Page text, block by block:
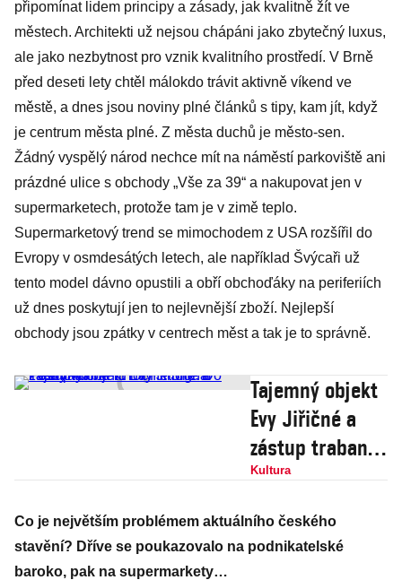
připomínat lidem principy a zásady, jak kvalitně žít ve
městech. Architekti už nejsou chápáni jako zbytečný luxus,
ale jako nezbytnost pro vznik kvalitního prostředí. V Brně
před deseti lety chtěl málokdo trávit aktivně víkend ve
městě, a dnes jsou noviny plné článků s tipy, kam jít, když
je centrum města plné. Z města duchů je město-sen.
Žádný vyspělý národ nechce mít na náměstí parkoviště ani
prázdné ulice s obchody „Vše za 39“ a nakupovat jen v
supermarketech, protože tam je v zimě teplo.
Supermarketový trend se mimochodem z USA rozšířil do
Evropy v osmdesátých letech, ale například Švýcaři už
tento model dávno opustili a obří obchoďáky na periferiích
už dnes poskytují jen to nejlevnější zboží. Nejlepší
obchody jsou zpátky v centrech měst a tak je to správně.
Tajemný objekt
Evy Jiřičné a
zástup trabantů
na Petříně. Do
ročník Signal
Festivalu
Kultura
Co je největším problémem aktuálního českého
stavění? Dříve se poukazovalo na podnikatelské
baroko, pak na supermarkety…